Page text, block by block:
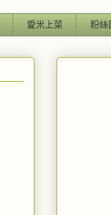
愛米上菜 粉絲